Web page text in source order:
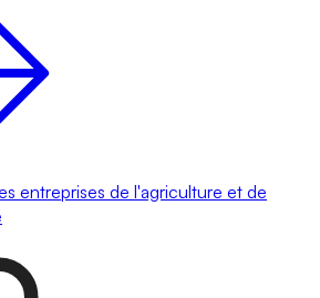
entreprises de l'agriculture et de